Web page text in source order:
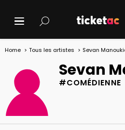
Home Tous les artistes Sevan
Sevan